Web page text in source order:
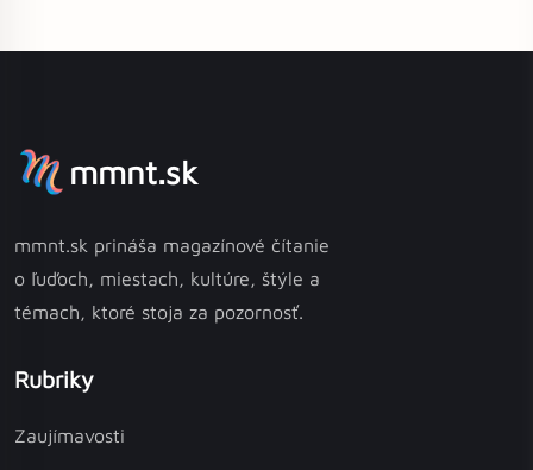
mmnt.sk
mmnt.sk prináša magazínové čítanie
o ľuďoch, miestach, kultúre, štýle a
témach, ktoré stoja za pozornosť.
Rubriky
Zaujímavosti